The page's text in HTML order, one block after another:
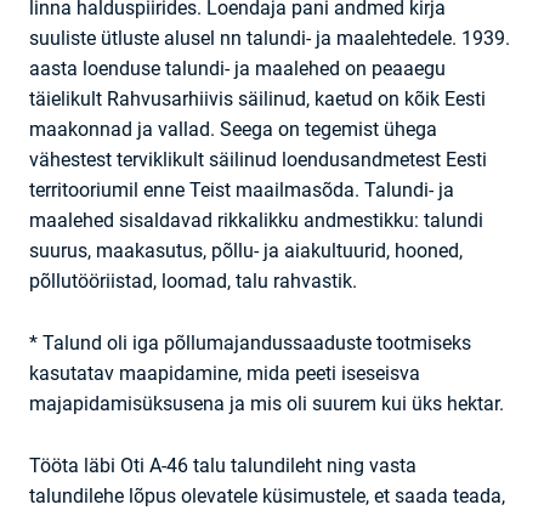
linna halduspiirides. Loendaja pani andmed kirja
suuliste ütluste alusel nn talundi- ja maalehtedele. 1939.
aasta loenduse talundi- ja maalehed on peaaegu
täielikult Rahvusarhiivis säilinud, kaetud on kõik Eesti
maakonnad ja vallad. Seega on tegemist ühega
vähestest terviklikult säilinud loendusandmetest Eesti
territooriumil enne Teist maailmasõda. Talundi- ja
maalehed sisaldavad rikkalikku andmestikku: talundi
suurus, maakasutus, põllu- ja aiakultuurid, hooned,
põllutööriistad, loomad, talu rahvastik.
* Talund oli iga põllumajandussaaduste tootmiseks
kasutatav maapidamine, mida peeti iseseisva
majapidamisüksusena ja mis oli suurem kui üks hektar.
Tööta läbi Oti A-46 talu talundileht ning vasta
talundilehe lõpus olevatele küsimustele, et saada teada,